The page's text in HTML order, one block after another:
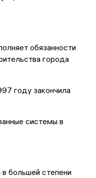
обязанности
города
году закончила
системы в
большей степени